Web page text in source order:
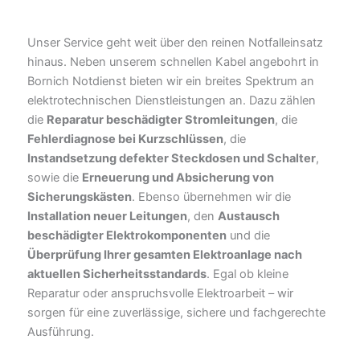
Unser Service geht weit über den reinen Notfalleinsatz
hinaus. Neben unserem schnellen Kabel angebohrt in
Bornich Notdienst bieten wir ein breites Spektrum an
elektrotechnischen Dienstleistungen an. Dazu zählen
die Reparatur beschädigter Stromleitungen, die
Fehlerdiagnose bei Kurzschlüssen, die
Instandsetzung defekter Steckdosen und Schalter,
sowie die Erneuerung und Absicherung von
Sicherungskästen. Ebenso übernehmen wir die
Installation neuer Leitungen, den Austausch
beschädigter Elektrokomponenten und die
Überprüfung Ihrer gesamten Elektroanlage nach
aktuellen Sicherheitsstandards. Egal ob kleine
Reparatur oder anspruchsvolle Elektroarbeit – wir
sorgen für eine zuverlässige, sichere und fachgerechte
Ausführung.